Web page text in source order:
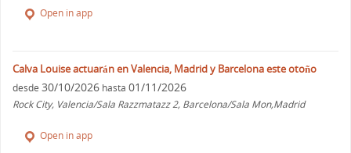
Open in app
Calva Louise actuarán en Valencia, Madrid y Barcelona este otoño
desde 30/10/2026 hasta 01/11/2026
Rock City, Valencia/Sala Razzmatazz 2, Barcelona/Sala Mon,Madrid
Open in app